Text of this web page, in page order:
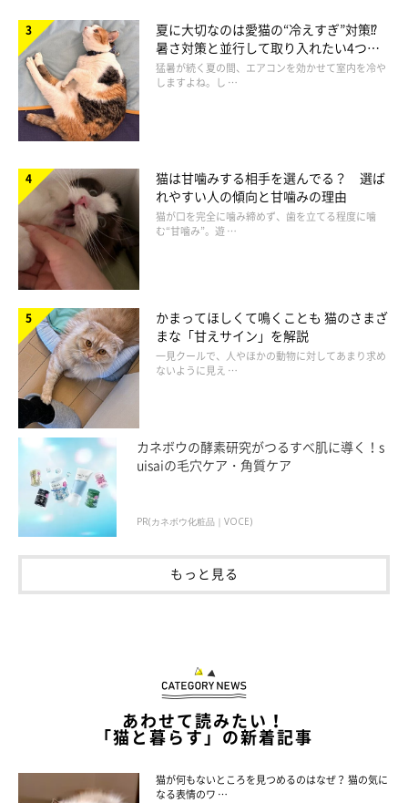
現在生後5カ月のうにくん
そんなうにくんは、現在生後5カ月に。飼い主さんにうにくんと
の出会いのエピソードや現在の暮らしの様子について、くわしく
お話を聞きました。
うにくんとの出会い
夏に大切なのは愛猫の“冷えすぎ”対策⁉
暑さ対策と並行して取り入れたい4つの
工夫
猛暑が続く夏の間、エアコンを効かせて室内を冷や
しますよね。し …
猫は甘噛みする相手を選んでる？ 選ば
れやすい人の傾向と甘噛みの理由
猫が口を完全に噛み締めず、歯を立てる程度に噛
む“甘噛み”。遊 …
かまってほしくて鳴くことも 猫のさまざ
まな「甘えサイン」を解説
一見クールで、人やほかの動物に対してあまり求め
ないように見え …
カネボウの酵素研究がつるすべ肌に導く！s
uisaiの毛穴ケア・角質ケア
PR(カネボウ化粧品｜VOCE)
もっと見る
あわせて読みたい！
「猫と暮らす」の新着記事
猫が何もないところを見つめるのはなぜ？ 猫の気に
なる表情のワ …